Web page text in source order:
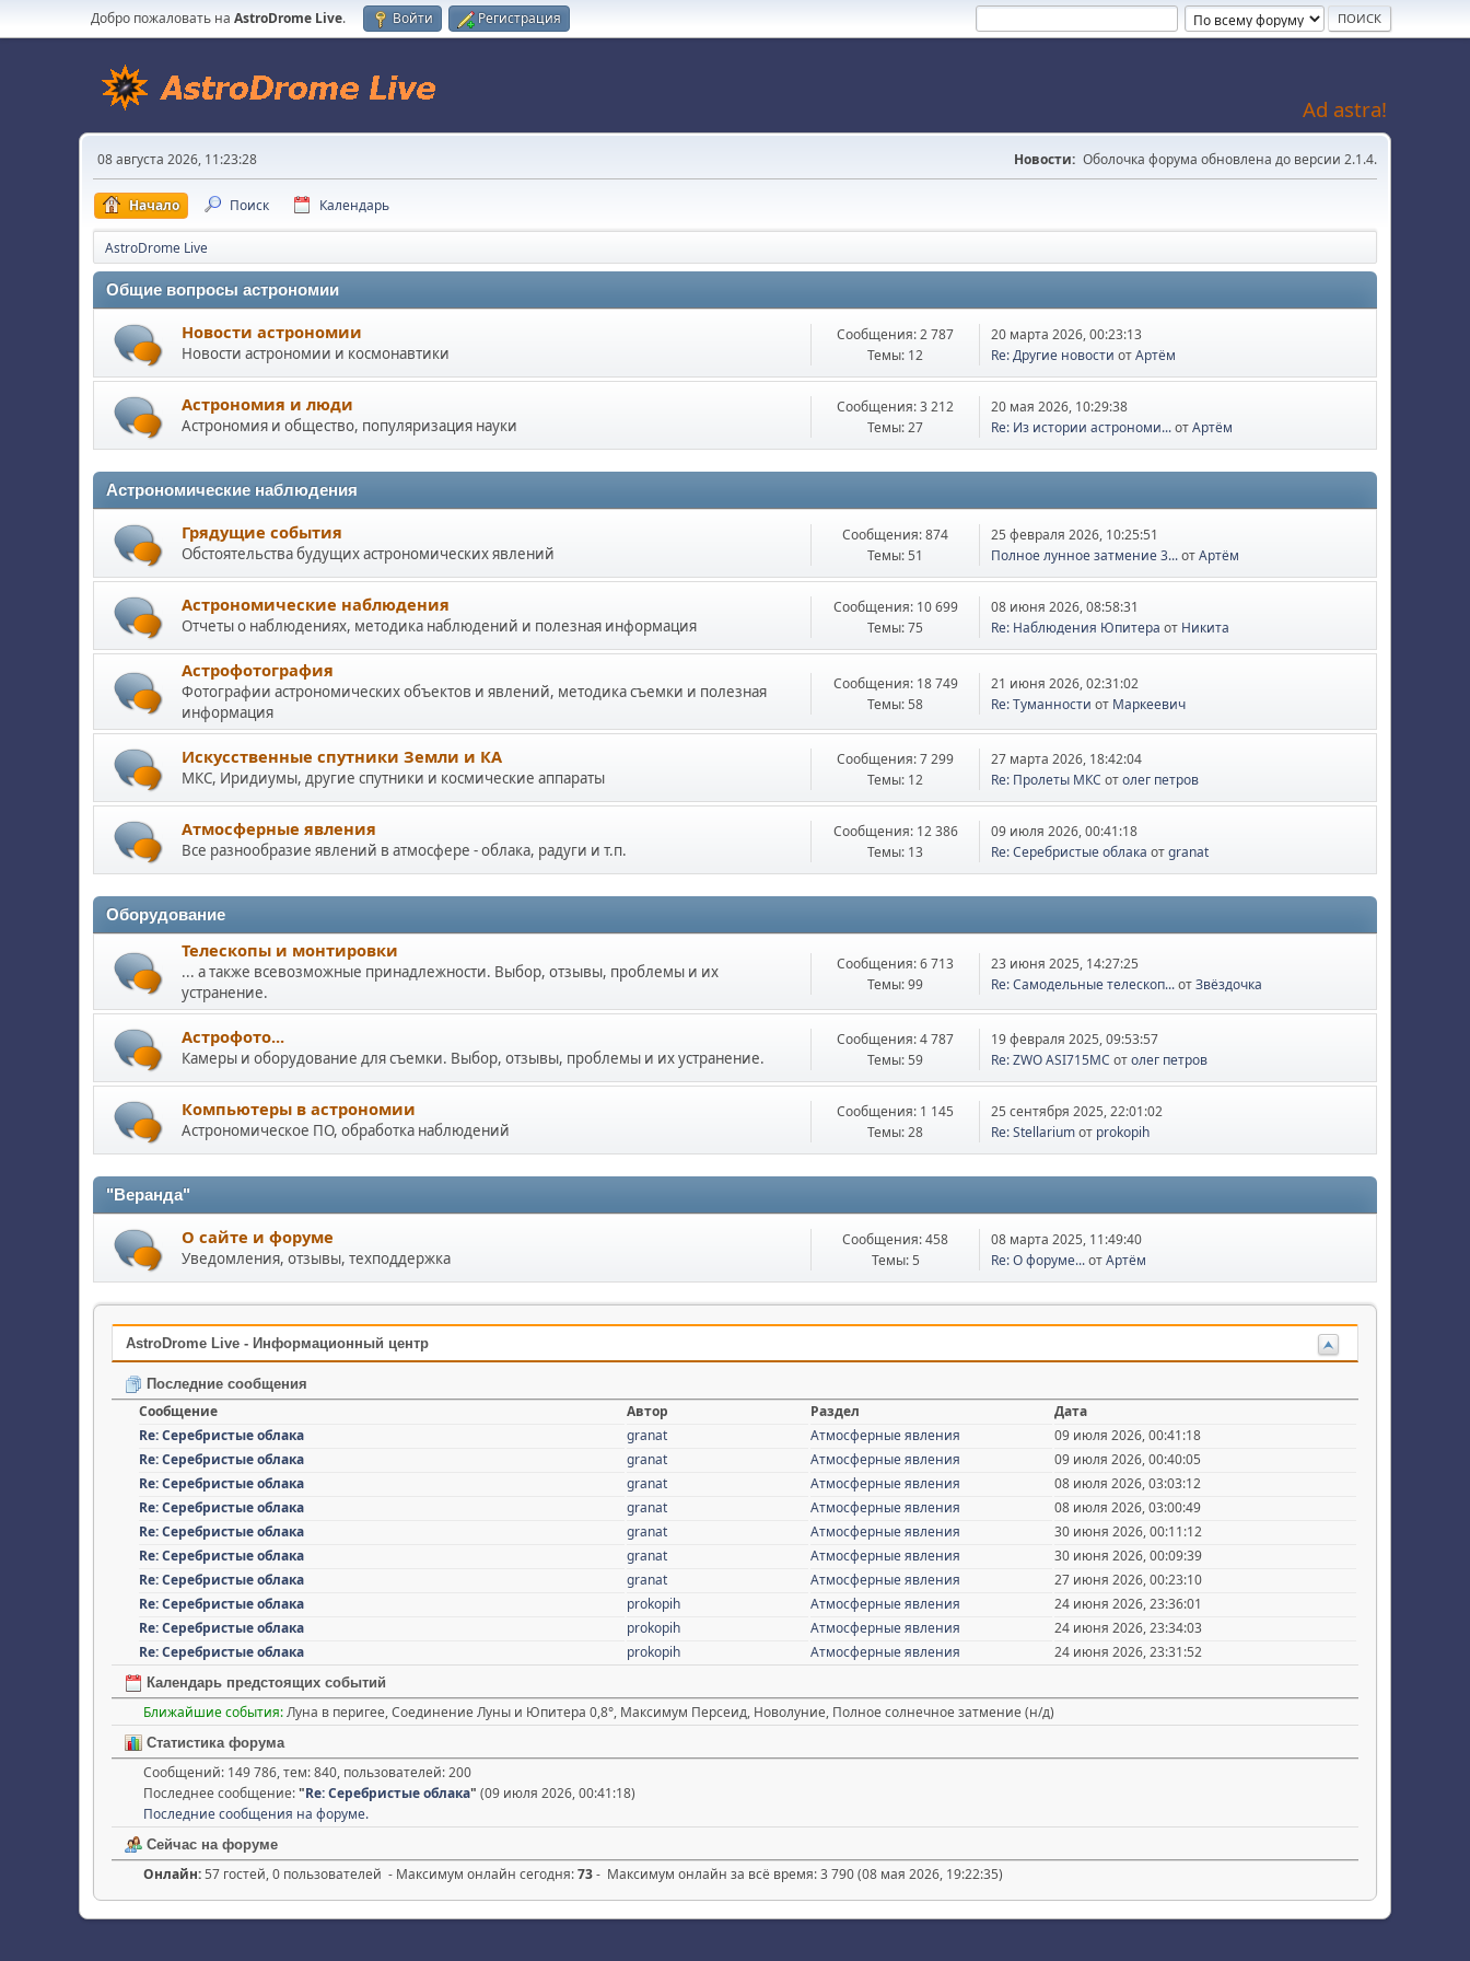
Добро пожаловать на AstroDrome Live. Войти Регистрация
Ad astra!
08 августа 2026, 11:23:28 Новости: Оболочка форума обновлена до версии 2.1.4.
Начало Поиск Календарь
AstroDrome Live
Общие вопросы астрономии
Новости астрономии
Новости астрономии и космонавтики
Сообщения: 2 787
Темы: 12
20 марта 2026, 00:23:13
Re: Другие новости отАртём
Астрономия и люди
Астрономия и общество, популяризация науки
Сообщения: 3 212
Темы: 27
20 мая 2026, 10:29:38
Re: Из истории астрономи...отАртём
Астрономические наблюдения
Грядущие события
Обстоятельства будущих астрономических явлений
Сообщения: 874
Темы: 51
25 февраля 2026, 10:25:51
Полное лунное затмение 3...отАртём
Астрономические наблюдения
Отчеты о наблюдениях, методика наблюдений и полезная информация
Сообщения: 10 699
Темы: 75
08 июня 2026, 08:58:31
Re: Наблюдения Юпитера от Никита
Астрофотография
Фотографии астрономических объектов и явлений, методика съемки и полезная
информация
Сообщения: 18 749
Темы: 58
21 июня 2026, 02:31:02
Re: Туманности от Маркеевич
Искусственные спутники Земли и КА
МКС, Иридиумы, другие спутники и космические аппараты
Сообщения: 7 299
Темы: 12
27 марта 2026, 18:42:04
Re: Пролеты МКС отолег петров
Атмосферные явления
Все разнообразие явлений в атмосфере - облака, радуги и т.п.
Сообщения: 12 386
Темы: 13
09 июля 2026, 00:41:18
Re: Серебристые облака отgranat
Оборудование
Телескопы и монтировки
... а также всевозможные принадлежности. Выбор, отзывы, проблемы и их
устранение.
Сообщения: 6 713
Темы: 99
23 июня 2025, 14:27:25
Re: Самодельные телескоп...отЗвёздочка
Астрофото...
Камеры и оборудование для съемки. Выбор, отзывы, проблемы и их устранение.
Сообщения: 4 787
Темы: 59
19 февраля 2025, 09:53:57
Re: ZWO ASI715MC отолег петров
Компьютеры в астрономии
Астрономическое ПО, обработка наблюдений
Сообщения: 1 145
Темы: 28
25 сентября 2025, 22:01:02
Re: Stellariumот prokopih
"Веранда"
О сайте и форуме
Уведомления, отзывы, техподдержка
Сообщения: 458
Темы: 5
08 марта 2025, 11:49:40
Re: О форуме...отАртём
AstroDrome Live - Информационный центр
Последние сообщения
Сообщение Автор Раздел
Дата
Re: Серебристые облака
granat Атмосферные явления
09 июля 2026, 00:41:18
Re: Серебристые облака
granat Атмосферные явления
09 июля 2026, 00:40:05
Re: Серебристые облака
granat Атмосферные явления
08 июля 2026, 03:03:12
Re: Серебристые облака
granat Атмосферные явления
08 июля 2026, 03:00:49
Re: Серебристые облака
granat Атмосферные явления
30 июня 2026, 00:11:12
Re: Серебристые облака
granat Атмосферные явления
30 июня 2026, 00:09:39
Re: Серебристые облака
granat Атмосферные явления
27 июня 2026, 00:23:10
Re: Серебристые облака
prokopih Атмосферные явления
24 июня 2026, 23:36:01
Re: Серебристые облака
prokopih Атмосферные явления
24 июня 2026, 23:34:03
Re: Серебристые облака
prokopih Атмосферные явления 24 июня 2026, 23:31:52
Календарь предстоящих событий
Ближайшие события:Луна в перигее, Соединение Луны и Юпитера 0,8°, Максимум Персеид, Новолуние, Полное солнечное затмение (н/д)
Статистика форума
Сообщений: 149 786, тем: 840, пользователей: 200
Последнее сообщение:"Re: Серебристые облака" (09 июля 2026, 00:41:18)
Последние сообщения на форуме.
Сейчас на форуме
Онлайн:57 гостей, 0 пользователей - Максимум онлайн сегодня:73- Максимум онлайн за всё время: 3 790 (08 мая 2026, 19:22:35)